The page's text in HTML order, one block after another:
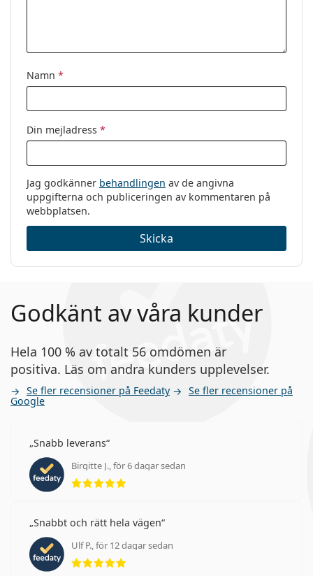
Namn *
Din mejladress *
Jag godkänner behandlingen av de angivna
uppgifterna och publiceringen av kommentaren på
webbplatsen.
Skicka
Godkänt av våra kunder
Hela 100 % av totalt 56 omdömen är
positiva. Läs om andra kunders upplevelser.
Se fler recensioner på Feedaty Se fler recensioner på
Google
Snabb leverans
Birgitte J., för 6 dagar sedan
Betyg 5 av 5
Snabbt och rätt hela vägen
Ulf P., för 12 dagar sedan
Betyg 5 av 5